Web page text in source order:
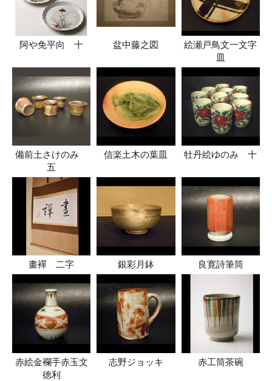
阿や免平向 十 盆中藤之図
絵瀬戸鳥文一文字
皿
備前土さけのみ
五
信楽土木の葉皿 牡丹絵ゆのみ 十
畫襌 二字 銀彩月鉢 良寛詩筆筒
赤絵金襴手赤玉文
徳利
志野ジョッキ 赤工筒茶碗